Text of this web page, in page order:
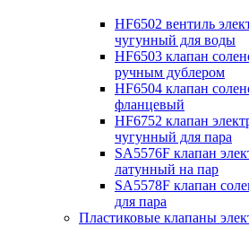
HF6502 вентиль
чугунный для воды
HF6503 клапан
ручным дублером
HF6504 клапан
фланцевый
HF6752 клапан
чугунный для пара
SA5576F клапан
латунный на пар
SA5578F клапан
для пара
Пластиковые клапаны